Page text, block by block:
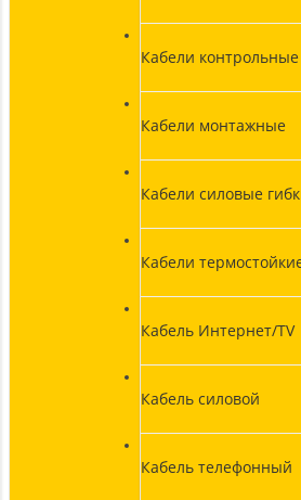
Кабели контрольные
Кабели монтажные
Кабели силовые
Кабели
Кабель Интернет/TV
Кабель силовой
Кабель телефонный